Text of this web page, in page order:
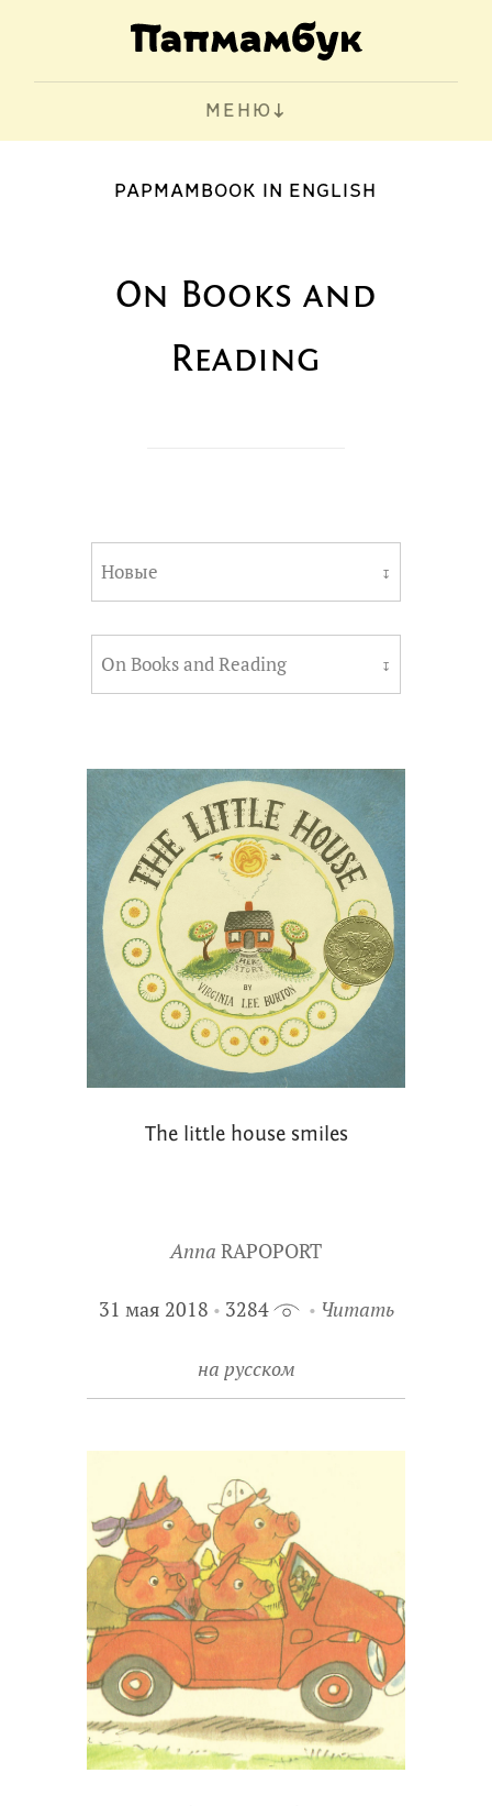
МЕНЮ
PAPMAMBOOK IN ENGLISH
On Books and
Reading
Новые ↧
On Books and Reading ↧
The little house smiles
Anna RAPOPORT
31 мая 2018 3284 Читать
на русском